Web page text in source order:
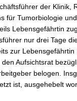
der Klinik,
für Tumorbiologie
Lebensgefährtin
nur drei Tage
zur
Aufsichtsrat
belogen.
ist, ausgehebelt